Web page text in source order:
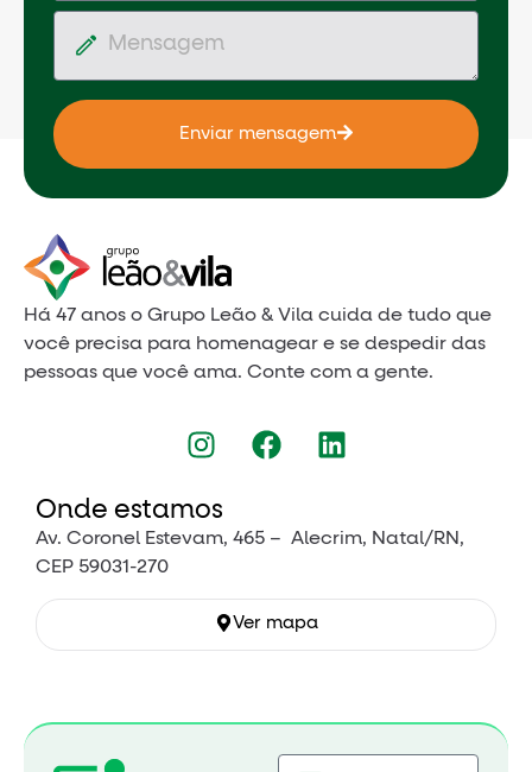
Enviar mensagem
Há 47 anos o Grupo Leão & Vila cuida de tudo que
você precisa para homenagear e se despedir das
pessoas que você ama. Conte com a gente.
Onde estamos
Av. Coronel Estevam, 465 – Alecrim, Natal/RN,
CEP 59031-270
Ver mapa